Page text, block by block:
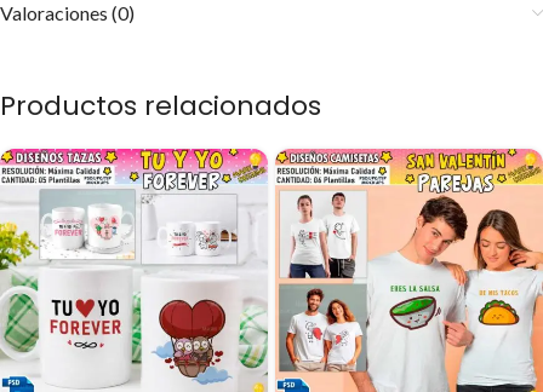
Valoraciones (0)
Productos relacionados